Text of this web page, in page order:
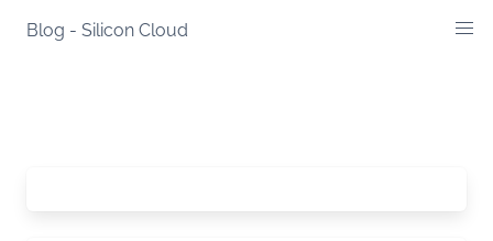
Blog - Silicon Cloud